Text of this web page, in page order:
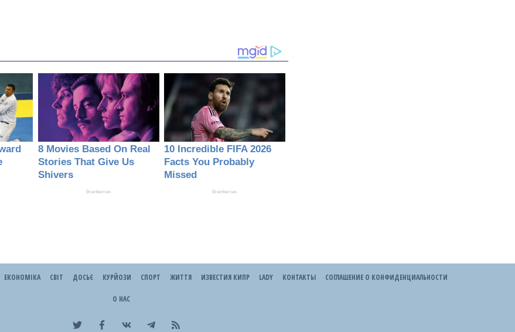
ЕКОНОМІКА СВІТ ДОСЬЄ КУРЙОЗИ СПОРТ ЖИТТЯ ИЗВЕСТИЯ КИПР LADY КОНТАКТЫ СОГЛАШЕНИЕ О КОНФИДЕНЦИАЛЬНОСТИ
О НАС